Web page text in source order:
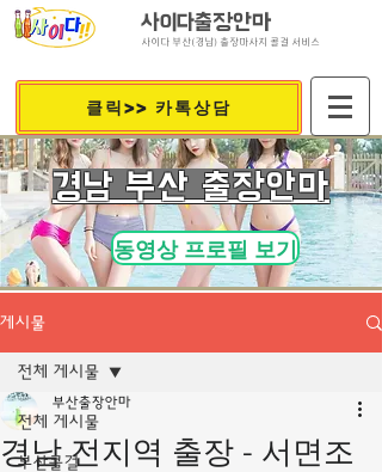
사이다출장안마
사이다 부산(경남) 출장마사지 콜걸 서비스
클릭>> 카톡상담
​경남 부산 출장안마
동영상 프로필 보기
게시물
전체 게시물
부산콜걸
전체 게시물
경남 전지역 출장 - 서면조
부산출장안마